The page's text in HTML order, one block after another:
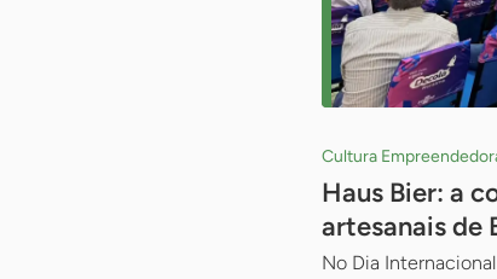
Cultura
Haus Bier: a
artesanais de
No Dia